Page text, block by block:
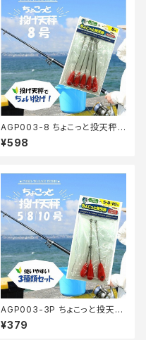
AGP003-8 ちょこっと投天秤
8号 5P【Tオリ】
¥598
AGP003-3P ちょこっと投天秤
3P【Tオリ】
¥379